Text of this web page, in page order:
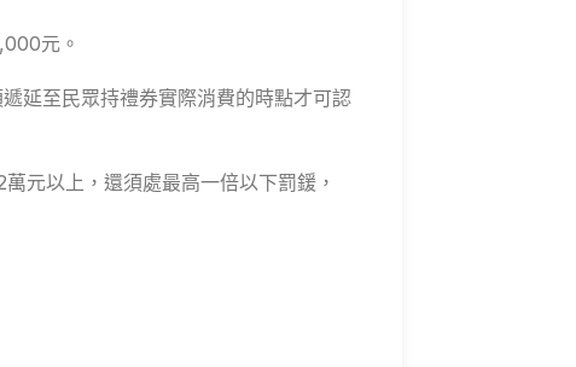
元。
延至民眾持禮券實際消費的時點才可認
元以上，還須處最高一倍以下罰鍰，